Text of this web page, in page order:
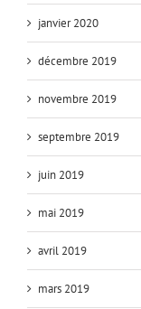
janvier 2020
décembre 2019
novembre 2019
septembre 2019
juin 2019
mai 2019
avril 2019
mars 2019